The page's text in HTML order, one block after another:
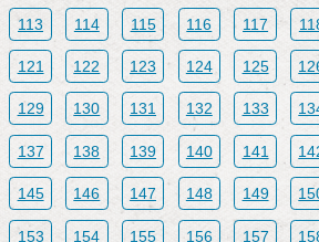
113 114 115 116 117
121 122 123 124 125
129 130 131 132 133
137 138 139 140 141
145 146 147 148 149
153 154 155 156 157